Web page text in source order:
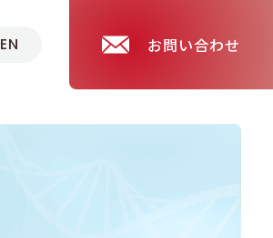
EN お問い合わせ